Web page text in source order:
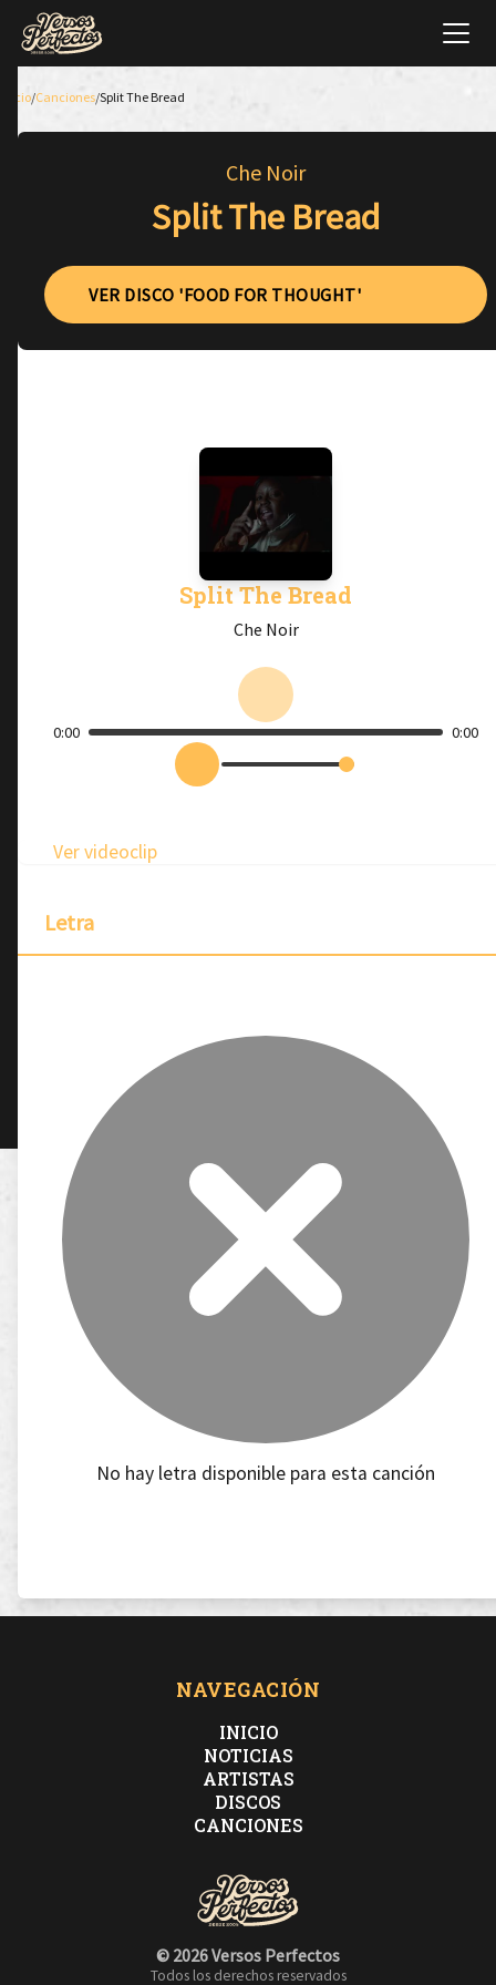
Inicio/Canciones/Split The Bread
Che Noir
Split The Bread
VER DISCO 'FOOD FOR THOUGHT'
Split The Bread
Che Noir
0:00 0:00
Ver videoclip
Letra
No hay letra disponible para esta canción
NAVEGACIÓN
INICIO
NOTICIAS
ARTISTAS
DISCOS
CANCIONES
© 2026 Versos Perfectos
Todos los derechos reservados